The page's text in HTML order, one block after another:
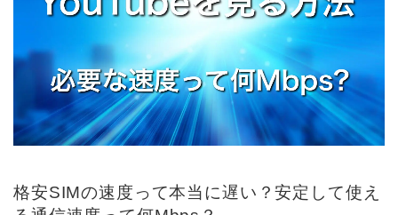
格安SIMの速度って本当に遅い？安定して使え